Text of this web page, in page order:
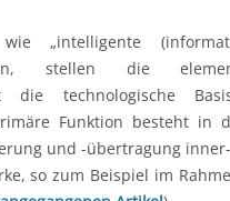
„intelligente
stellen die
die technologische
Funktion besteht in
und -übertragung
so zum Beispiel im